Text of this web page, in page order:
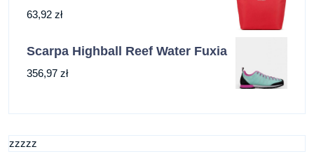
63,92 zł
Scarpa Highball Reef Water Fuxia
356,97 zł
zzzzz